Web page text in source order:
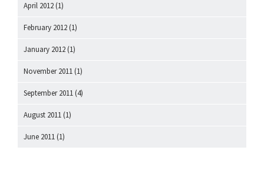
April 2012 (1)
February 2012 (1)
January 2012 (1)
November 2011 (1)
September 2011 (4)
August 2011 (1)
June 2011 (1)